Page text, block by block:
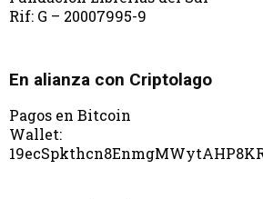
Rif: G – 20007995-9
En alianza con Criptolago
Pagos en Bitcoin
Wallet: